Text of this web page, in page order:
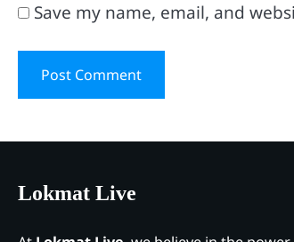
Save my name, email, and
Lokmat Live